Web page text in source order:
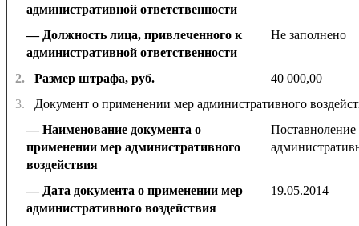
административной ответственности
Должность лица, привлеченного к
административной ответственности
Не заполнено
2. Размер штрафа, руб.
40 000,00
3.
Документ о применении мер административного
Наименование документа о
применении мер административного
воздействия
Поставноление
Дата документа о применении мер
административного воздействия
19.05.2014